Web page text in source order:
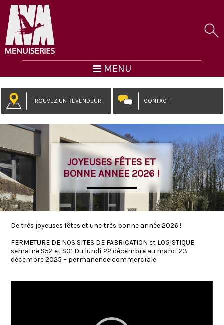
MENU
TROUVEZ UN REVENDEUR CONTACT
JOYEUSES FÊTES ET
BONNE ANNÉE 2026 !
De très joyeuses fêtes et une très bonne année 2026 !
FERMETURE DE NOS SITES DE FABRICATION et LOGISTIQUE
semaine S52 et S01 Du lundi 22 décembre au mardi 23
décembre 2025 – permanence commerciale